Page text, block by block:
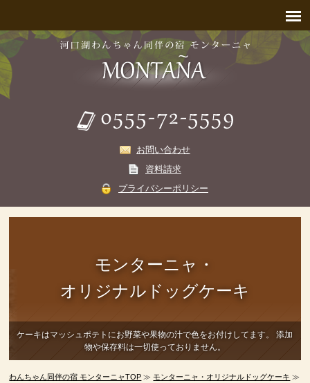
お問い合わせ
資料請求
プライバシーポリシー
モンターニャ・
オリジナルドッグケーキ
ケーキはマッシュポテトにお野菜や果物の汁で色をお付けしてます。
添加
物や保存料は一切使っておりません。
わんちゃん同伴の宿 モンターニャTOP ≫モンターニャ・オリジナルドッグケーキ ≫